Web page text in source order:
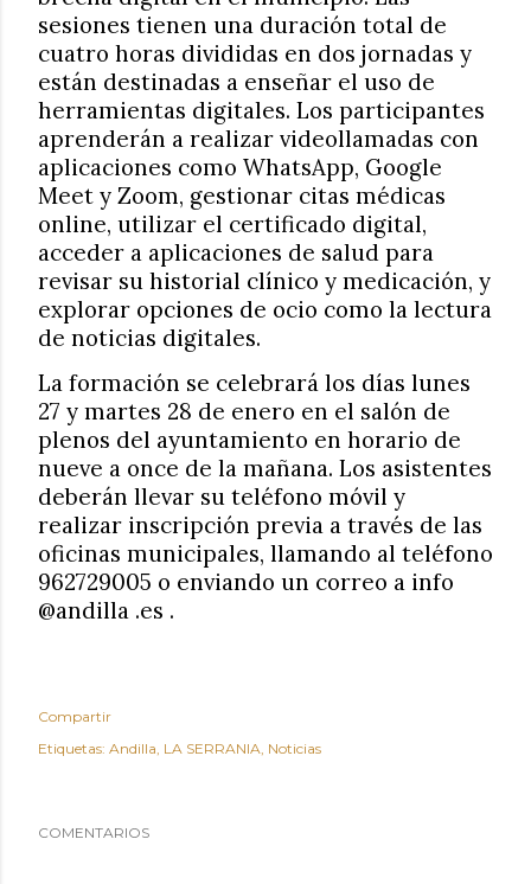
sesiones tienen una duración total de
cuatro horas divididas en dos jornadas y
están destinadas a enseñar el uso de
herramientas digitales. Los participantes
aprenderán a realizar videollamadas con
aplicaciones como WhatsApp, Google
Meet y Zoom, gestionar citas médicas
online, utilizar el certificado digital,
acceder a aplicaciones de salud para
revisar su historial clínico y medicación, y
explorar opciones de ocio como la lectura
de noticias digitales.
La formación se celebrará los días lunes
27 y martes 28 de enero en el salón de
plenos del ayuntamiento en horario de
nueve a once de la mañana. Los asistentes
deberán llevar su teléfono móvil y
realizar inscripción previa a través de las
oficinas municipales, llamando al teléfono
962729005 o enviando un correo a info
@andilla .es .
Compartir
Etiquetas: Andilla LA SERRANIA Noticias
COMENTARIOS